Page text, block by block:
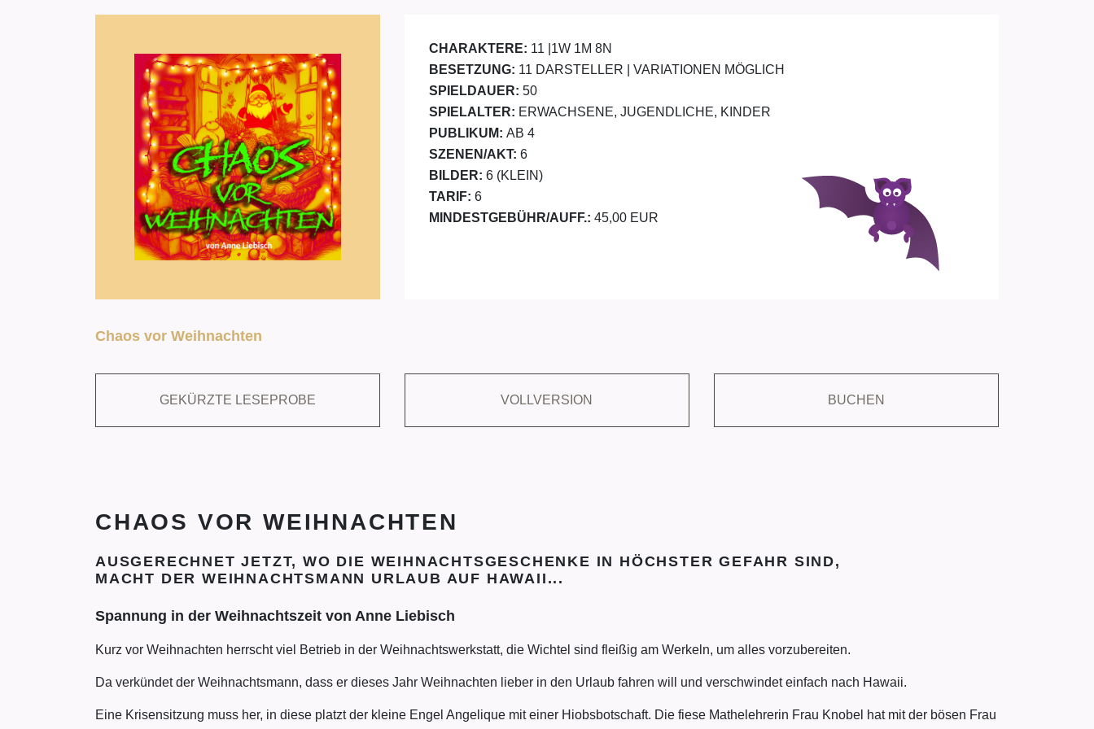
CHARAKTERE: 11 |1W 1M 8N
BESETZUNG: 11 DARSTELLER | VARIATIONEN MÖGLICH
SPIELDAUER: 50
SPIELALTER: ERWACHSENE, JUGENDLICHE, KINDER
PUBLIKUM: AB 4
SZENEN/AKT: 6
BILDER: 6 (KLEIN)
TARIF: 6
MINDESTGEBÜHR/AUFF.: 45,00 EUR
Chaos vor Weihnachten
GEKÜRZTE LESEPROBE VOLLVERSION BUCHEN
CHAOS VOR WEIHNACHTEN
AUSGERECHNET JETZT, WO DIE WEIHNACHTSGESCHENKE IN HÖCHSTER GEFAHR SIND,
MACHT DER WEIHNACHTSMANN URLAUB AUF HAWAII...
Spannung in der Weihnachtszeit von Anne Liebisch
Kurz vor Weihnachten herrscht viel Betrieb in der Weihnachtswerkstatt, die Wichtel sind fleißig am Werkeln, um alles vorzubereiten.
Da verkündet der Weihnachtsmann, dass er dieses Jahr Weihnachten lieber in den Urlaub fahren will und verschwindet einfach nach Hawaii.
Eine Krisensitzung muss her, in diese platzt der kleine Engel Angelique mit einer Hiobsbotschaft. Die fiese Mathelehrerin Frau Knobel hat mit der bösen Frau